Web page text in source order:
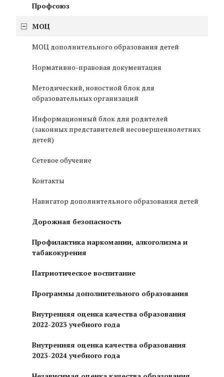
Профсоюз
MOЦ
МОЦ дополнительного образования детей
Нормативно-правовая документация
Методический, новостной блок для
образовательных организаций
Информационный блок для родителей
(законных представителей несовершеннолетних
детей)
Сетевое обучение
Контакты
Навигатор дополнительного образования детей
Дорожная безопасность
Профилактика наркомании, алкоголизма и
табакокурения
Патриотическое воспитание
Программы дополнительного образования
Внутренняя оценка качества образования
2022-2023 учебного года
Внутренняя оценка качества образования
2023-2024 учебного года